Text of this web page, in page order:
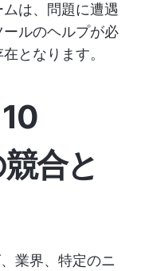
は、問題に遭遇
ルのヘルプが必
となります。
合と
業界、特定のニ